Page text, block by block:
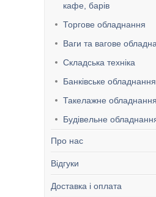
кафе, барів
Торгове обладнання
Ваги та вагове
Складська техніка
Банківське обладнання
Такелажне обладнання
Будівельне
Про нас
Відгуки
Доставка і оплата